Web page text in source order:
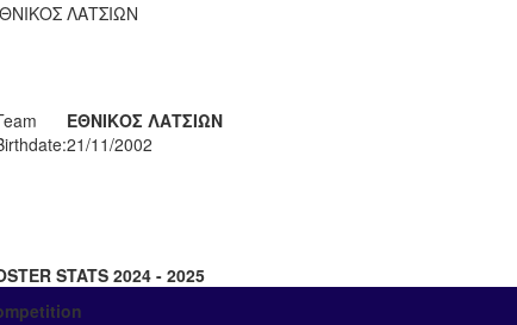
ΛΑΤΣΙΩΝ
ΕΘΝΙΚΟΣ ΛΑΤΣΙΩΝ
21/11/2002
STATS 2024 - 2025